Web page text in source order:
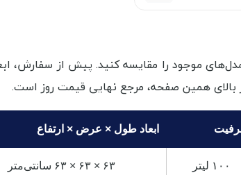
موجود را مقایسه کنید. پیش از سفارش،
همین صفحه، مرجع نهایی قیمت روز است.
ابعاد طول × عرض × ارتفاع
۱۰۰ لیتر ۶۳ × ۶۳ × ۶۳ سانتی‌متر